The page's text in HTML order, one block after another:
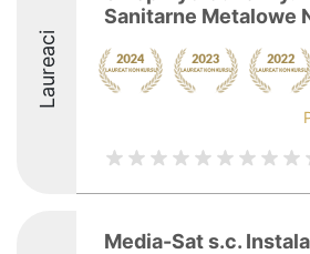
Laureaci
Sanitarne Metalowe
Media-Sat s.c.